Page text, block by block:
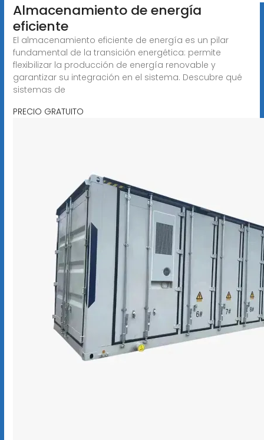
Almacenamiento de energía
eficiente
El almacenamiento eficiente de energía es un pilar
fundamental de la transición energética: permite
flexibilizar la producción de energía renovable y
garantizar su integración en el sistema. Descubre qué
sistemas de
PRECIO GRATUITO